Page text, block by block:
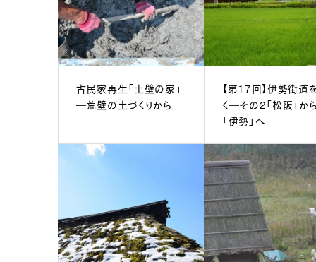
古民家再生「土壁の家」
―荒壁の土づくりから
【第17回】伊勢街道
く―その2「松阪」か
「伊勢」へ